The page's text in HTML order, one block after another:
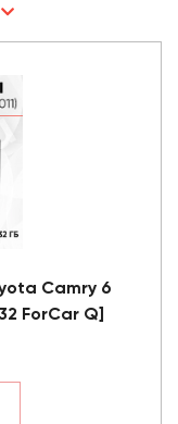
Camry 6
ForCar Q]